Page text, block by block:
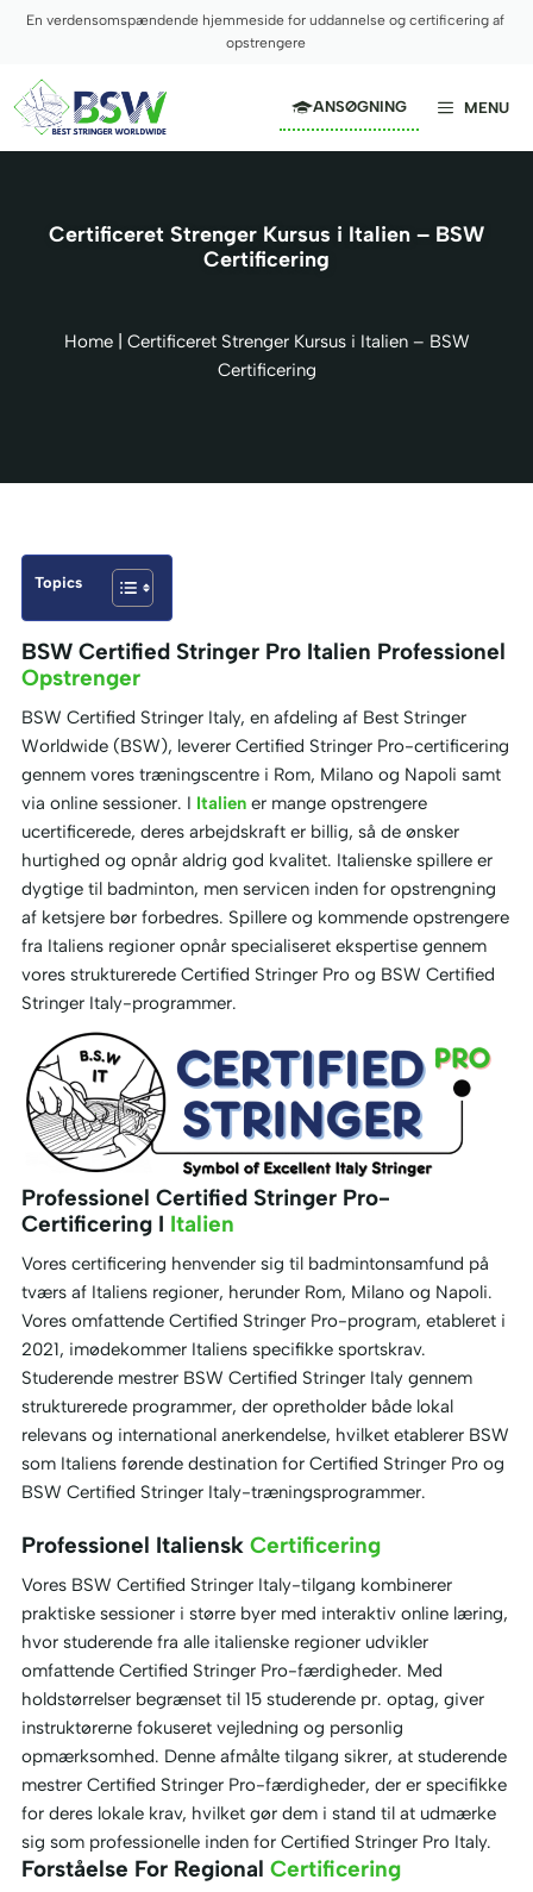
HopEn verdensomspændende hjemmeside for uddannelse og certificering af
opstrengere
MENU
ANSØGNING
Certificeret Strenger Kursus i Italien – BSW
Certificering
Home| Certificeret Strenger Kursus i Italien – BSW
Certificering
Topics
BSW Certified Stringer Pro Italien Professionel
Opstrenger
BSW Certified Stringer Italy, en afdeling af Best Stringer
Worldwide (BSW), leverer Certified Stringer Pro-certificering
gennem vores træningscentre i Rom, Milano og Napoli samt
via online sessioner. I Italien er mange opstrengere
ucertificerede, deres arbejdskraft er billig, så de ønsker
hurtighed og opnår aldrig god kvalitet. Italienske spillere er
dygtige til badminton, men servicen inden for opstrengning
af ketsjere bør forbedres. Spillere og kommende opstrengere
fra Italiens regioner opnår specialiseret ekspertise gennem
vores strukturerede Certified Stringer Pro og BSW Certified
Stringer Italy-programmer.
Professionel Certified Stringer Pro-
Certificering I Italien
Vores certificering henvender sig til badmintonsamfund på
tværs af Italiens regioner, herunder Rom, Milano og Napoli.
Vores omfattende Certified Stringer Pro-program, etableret i
2021, imødekommer Italiens specifikke sportskrav.
Studerende mestrer BSW Certified Stringer Italy gennem
strukturerede programmer, der opretholder både lokal
relevans og international anerkendelse, hvilket etablerer BSW
som Italiens førende destination for Certified Stringer Pro og
BSW Certified Stringer Italy-træningsprogrammer.
Professionel Italiensk Certificering
Vores BSW Certified Stringer Italy-tilgang kombinerer
praktiske sessioner i større byer med interaktiv online læring,
hvor studerende fra alle italienske regioner udvikler
omfattende Certified Stringer Pro-færdigheder. Med
holdstørrelser begrænset til 15 studerende pr. optag, giver
instruktørerne fokuseret vejledning og personlig
opmærksomhed. Denne afmålte tilgang sikrer, at studerende
mestrer Certified Stringer Pro-færdigheder, der er specifikke
for deres lokale krav, hvilket gør dem i stand til at udmærke
sig som professionelle inden for Certified Stringer Pro Italy.
Forståelse For Regional Certificering